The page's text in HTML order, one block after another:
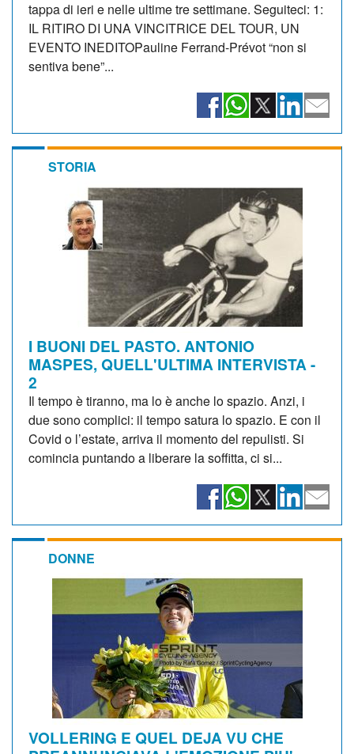
tappa di ieri e nelle ultime tre settimane. Seguiteci: 1:
IL RITIRO DI UNA VINCITRICE DEL TOUR, UN
EVENTO INEDITOPauline Ferrand-Prévot “non si
sentiva bene”...
STORIA
I BUONI DEL PASTO. ANTONIO
MASPES, QUELL'ULTIMA INTERVISTA -
2
Il tempo è tiranno, ma lo è anche lo spazio. Anzi, i
due sono complici: il tempo satura lo spazio. E con il
Covid o l’estate, arriva il momento del repulisti. Si
comincia puntando a liberare la soffitta, ci si...
DONNE
VOLLERING E QUEL DEJA VU CHE